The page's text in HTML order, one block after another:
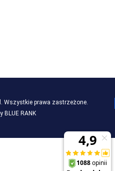
Wszystkie prawa zastrzeżone.
BLUE RANK